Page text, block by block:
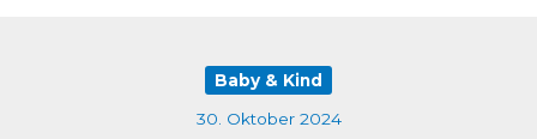
Baby & Kind
30. Oktober 2024